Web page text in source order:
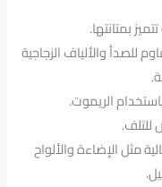
بمتانتها.
للصدأ والألياف الزجاجية
الريموت.
للتلف.
مثل الإضاءة والألواح